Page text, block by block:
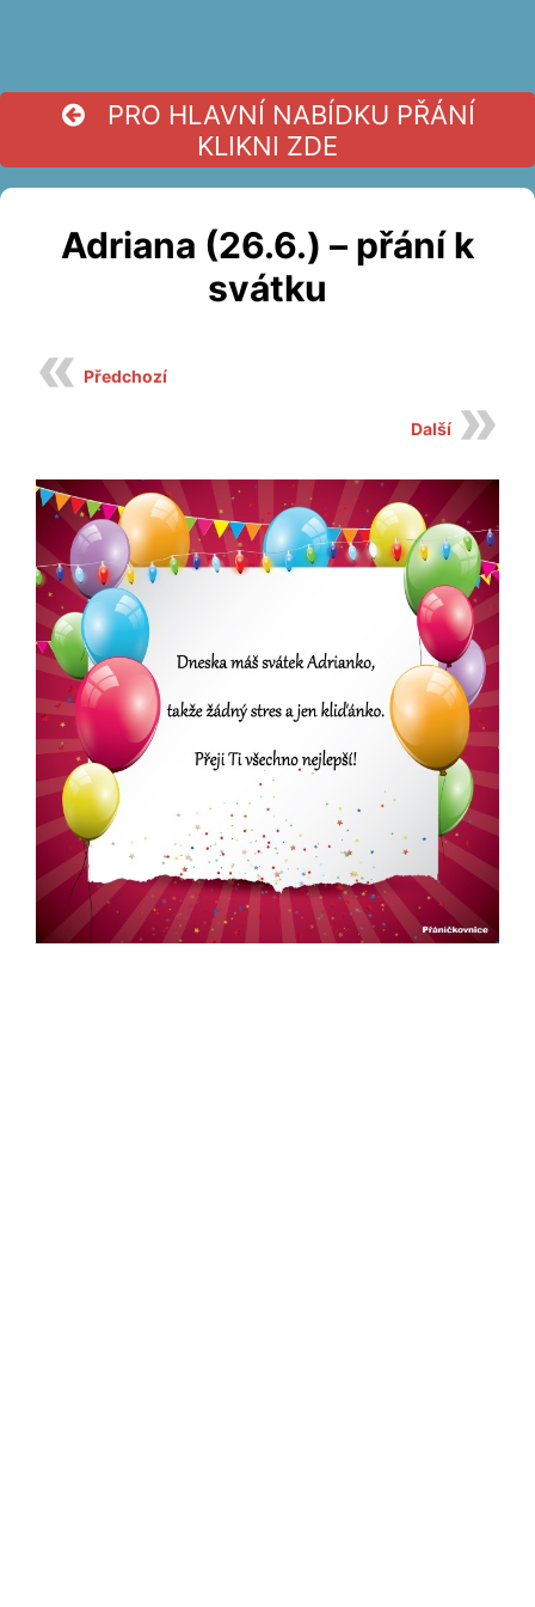
PRO HLAVNÍ NABÍDKU PŘÁNÍ
KLIKNI ZDE
Adriana (26.6.) – přání k
svátku
Předchozí
Další